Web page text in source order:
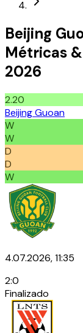
Beijing
Métricas &
2026
2.20
Beijing Guoan
W
W
D
D
W
4.07.2026, 11:35
2:0
Finalizado